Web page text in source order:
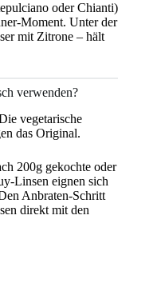
oder Chianti)
Moment. Unter der
mit Zitrone – hält
verwenden?
vegetarische
das Original.
200g gekochte oder
Linsen eignen sich
Anbraten-Schritt
direkt mit den